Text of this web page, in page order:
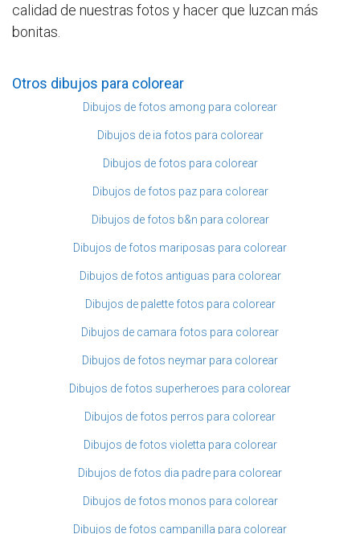
calidad de nuestras fotos y hacer que luzcan más
bonitas.
Otros dibujos para colorear
Dibujos de fotos among para colorear
Dibujos de ia fotos para colorear
Dibujos de fotos para colorear
Dibujos de fotos paz para colorear
Dibujos de fotos b&n para colorear
Dibujos de fotos mariposas para colorear
Dibujos de fotos antiguas para colorear
Dibujos de palette fotos para colorear
Dibujos de camara fotos para colorear
Dibujos de fotos neymar para colorear
Dibujos de fotos superheroes para colorear
Dibujos de fotos perros para colorear
Dibujos de fotos violetta para colorear
Dibujos de fotos dia padre para colorear
Dibujos de fotos monos para colorear
Dibujos de fotos campanilla para colorear